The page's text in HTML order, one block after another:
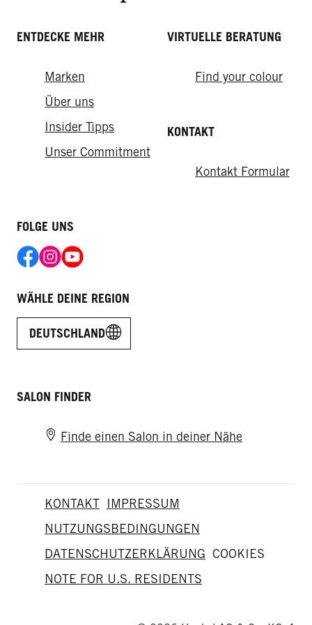
ENTDECKE MEHR
Marken
Über uns
Insider Tipps
Unser Commitment
VIRTUELLE BERATUNG
Find your colour
KONTAKT
Kontakt Formular
FOLGE UNS
WÄHLE DEINE REGION
DEUTSCHLAND
SALON FINDER
Finde einen Salon in deiner Nähe
KONTAKT IMPRESSUM
NUTZUNGSBEDINGUNGEN
DATENSCHUTZERKLÄRUNG COOKIES
NOTE FOR U.S. RESIDENTS